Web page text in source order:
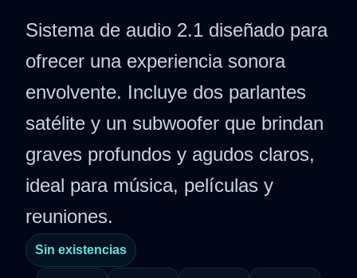
Sistema de audio 2.1 diseñado para
ofrecer una experiencia sonora
envolvente. Incluye dos parlantes
satélite y un subwoofer que brindan
graves profundos y agudos claros,
ideal para música, películas y
reuniones.
Sin existencias